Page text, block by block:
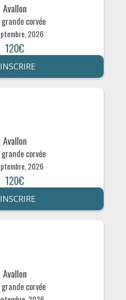
Avallon
corvée
2026
120€
Avallon
corvée
2026
120€
Avallon
corvée